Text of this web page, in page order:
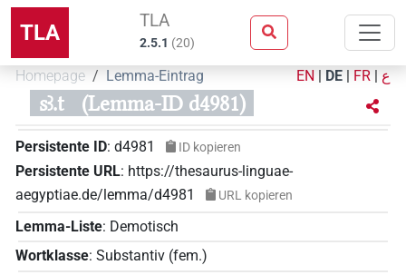
TLA TLA
2.5.1 (20)
Homepage Lemma-Eintrag EN | DE | FR | ع
sꜣ.t (Lemma-ID d4981)
Persistente ID: d4981 ID kopieren
Persistente URL: https://thesaurus-linguae-
aegyptiae.de/lemma/d4981
URL kopieren
Lemma-Liste: Demotisch
Wortklasse: Substantiv (fem.)